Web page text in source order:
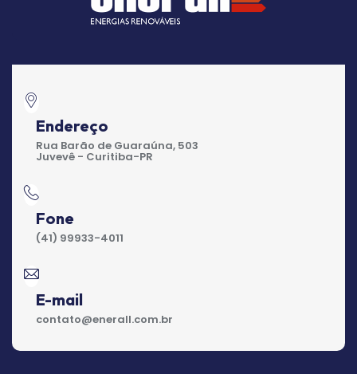
Endereço
Rua Barão de Guaraúna, 503
Juvevê - Curitiba-PR
Fone
(41) 99933-4011
E-mail
contato@enerall.com.br